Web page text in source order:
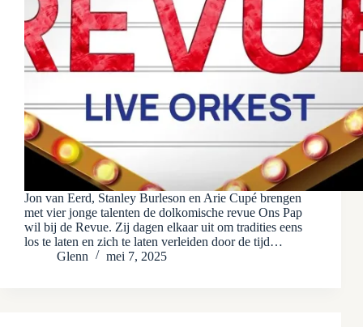
Jon van Eerd, Stanley Burleson en Arie Cupé brengen
met vier jonge talenten de dolkomische revue Ons Pap
wil bij de Revue. Zij dagen elkaar uit om tradities eens
los te laten en zich te laten verleiden door de tijd…
Glenn
mei 7, 2025